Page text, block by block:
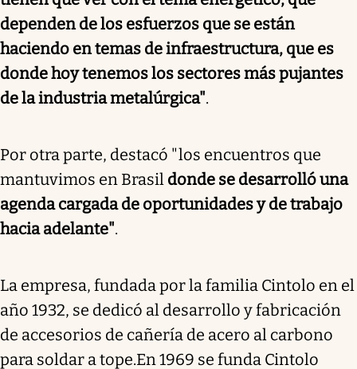
dependen de los esfuerzos que se están
haciendo en temas de infraestructura, que es
donde hoy tenemos los sectores más pujantes
de la industria metalúrgica".
Por otra parte, destacó "los encuentros que
mantuvimos en Brasil donde se desarrolló una
agenda cargada de oportunidades y de trabajo
hacia adelante".
La empresa, fundada por la familia Cintolo en el
año 1932, se dedicó al desarrollo y fabricación
de accesorios de cañería de acero al carbono
para soldar a tope.En 1969 se funda Cintolo